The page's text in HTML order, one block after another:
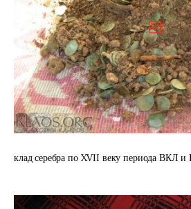
клад серебра по XVII веку периода ВКЛ и